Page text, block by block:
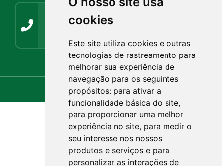
cookies
Este site utiliza cookies e outras
tecnologias de rastreamento para
melhorar sua experiência de
navegação para os seguintes
propósitos: para ativar a
funcionalidade básica do site,
para proporcionar uma melhor
experiência no site, para medir o
seu interesse nos nossos
produtos e serviços e para
personalizar as interações de
(54) 3272-1266 / (54) 3272-1001
imprensaguabijurs@gmail.com
Webmail.rs.gov.br Webmail.com.br